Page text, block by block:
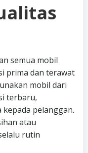
semua mobil
prima dan terawat
mobil dari
terbaru,
pelanggan.
atau
rutin